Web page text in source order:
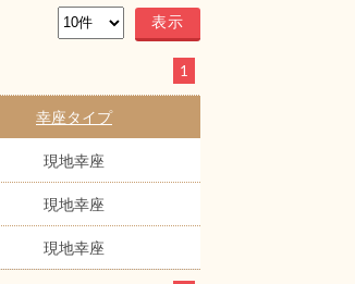
1
幸座タイプ
現地幸座
現地幸座
現地幸座